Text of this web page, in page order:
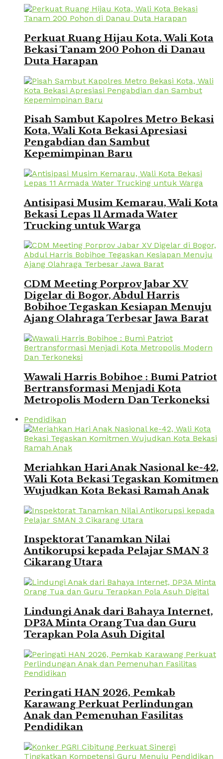
Perkuat Ruang Hijau Kota, Wali Kota
Bekasi Tanam 200 Pohon di Danau
Duta Harapan
Pisah Sambut Kapolres Metro Bekasi
Kota, Wali Kota Bekasi Apresiasi
Pengabdian dan Sambut
Kepemimpinan Baru
Antisipasi Musim Kemarau, Wali Kota
Bekasi Lepas 11 Armada Water
Trucking untuk Warga
CDM Meeting Porprov Jabar XV
Digelar di Bogor, Abdul Harris
Bobihoe Tegaskan Kesiapan Menuju
Ajang Olahraga Terbesar Jawa Barat
Wawali Harris Bobihoe : Bumi Patriot
Bertransformasi Menjadi Kota
Metropolis Modern Dan Terkoneksi
Pendidikan
Meriahkan Hari Anak Nasional ke-42,
Wali Kota Bekasi Tegaskan Komitmen
Wujudkan Kota Bekasi Ramah Anak
Inspektorat Tanamkan Nilai
Antikorupsi kepada Pelajar SMAN 3
Cikarang Utara
Lindungi Anak dari Bahaya Internet,
DP3A Minta Orang Tua dan Guru
Terapkan Pola Asuh Digital
Peringati HAN 2026, Pemkab
Karawang Perkuat Perlindungan
Anak dan Pemenuhan Fasilitas
Pendidikan